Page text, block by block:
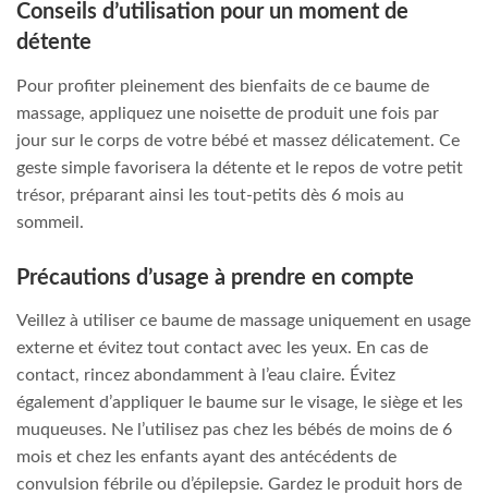
Conseils d’utilisation pour un moment de
détente
Pour profiter pleinement des bienfaits de ce baume de
massage, appliquez une noisette de produit une fois par
jour sur le corps de votre bébé et massez délicatement. Ce
geste simple favorisera la détente et le repos de votre petit
trésor, préparant ainsi les tout-petits dès 6 mois au
sommeil.
Précautions d’usage à prendre en compte
Veillez à utiliser ce baume de massage uniquement en usage
externe et évitez tout contact avec les yeux. En cas de
contact, rincez abondamment à l’eau claire. Évitez
également d’appliquer le baume sur le visage, le siège et les
muqueuses. Ne l’utilisez pas chez les bébés de moins de 6
mois et chez les enfants ayant des antécédents de
convulsion fébrile ou d’épilepsie. Gardez le produit hors de